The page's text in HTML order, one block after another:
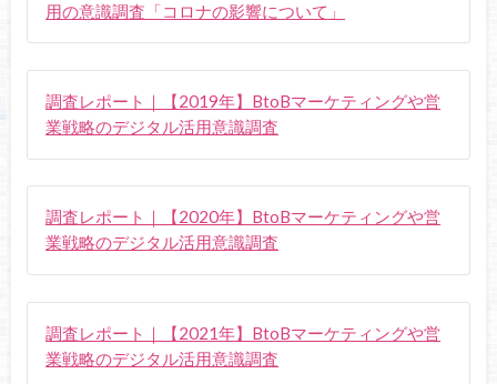
用の意識調査「コロナの影響について」
調査レポート｜【2019年】BtoBマーケティングや営
業戦略のデジタル活用意識調査
調査レポート｜【2020年】BtoBマーケティングや営
業戦略のデジタル活用意識調査
調査レポート｜【2021年】BtoBマーケティングや営
業戦略のデジタル活用意識調査